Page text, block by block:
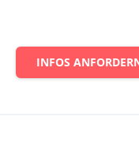
INFOS